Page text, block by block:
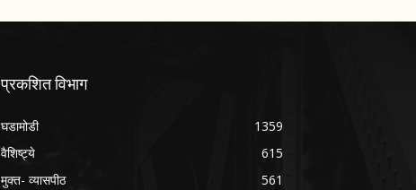
प्रकशित विभाग
घडामोडी
1359
वैशिष्ट्ये
615
मुक्त- व्यासपीठ
561